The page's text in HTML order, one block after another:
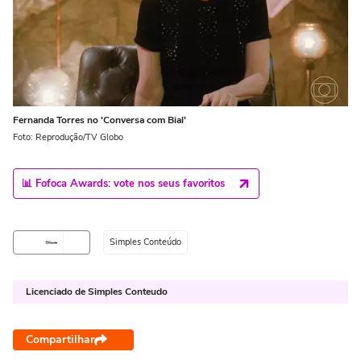
Fernanda Torres no 'Conversa com Bial'
Foto: Reprodução/TV Globo
📊 Fofoca Awards: vote nos seus favoritos
Simples Conteúdo
Licenciado de Simples Conteudo
Compartilhar